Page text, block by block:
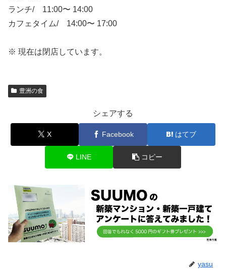
ランチ/ 11:00〜 14:00
カフェタイム/ 14:00〜 17:00
※ 現在は閉店しています。
豊洲の食
シェアする
X Facebook はてブ
LINE コピー
yasu